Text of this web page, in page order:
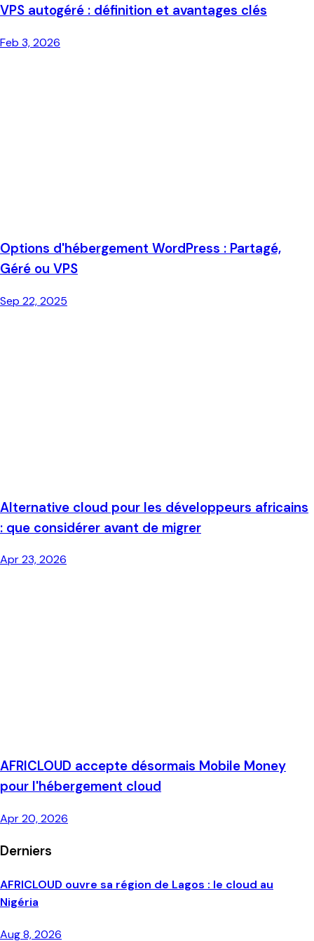
VPS autogéré : définition et avantages clés
Feb 3, 2026
Options d'hébergement WordPress : Partagé,
Géré ou VPS
Sep 22, 2025
Alternative cloud pour les développeurs africains
: que considérer avant de migrer
Apr 23, 2026
AFRICLOUD accepte désormais Mobile Money
pour l'hébergement cloud
Apr 20, 2026
Derniers
AFRICLOUD ouvre sa région de Lagos : le cloud au
Nigéria
Aug 8, 2026